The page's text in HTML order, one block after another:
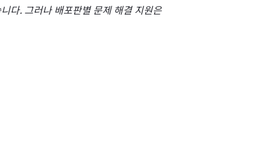
다. 그러나 배포판별 문제 해결 지원은